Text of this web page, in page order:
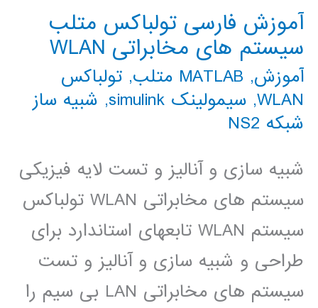
آموزش فارسی تولباکس متلب
سیستم های مخابراتی WLAN
آموزش, MATLAB متلب , تولباکس
WLAN
, سیمولینک simulink , شبیه ساز
شبکه NS2
شبیه سازی و آنالیز و تست لایه فیزیکی
سیستم های مخابراتی WLAN تولباکس
سیستم WLAN تابعهای استاندارد برای
طراحی و شبیه سازی و آنالیز و تست
سیستم های مخابراتی LAN بی سیم را